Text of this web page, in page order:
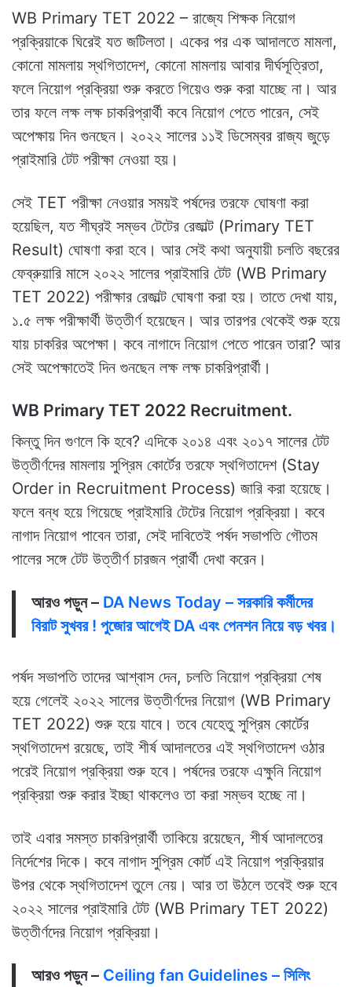
WB Primary TET 2022 – রাজ্যে শিক্ষক নিয়োগ
প্রক্রিয়াকে ঘিরেই যত জটিলতা। একের পর এক আদালতে মামলা,
কোনো মামলায় স্থগিতাদেশ, কোনো মামলায় আবার দীর্ঘসূত্রিতা,
ফলে নিয়োগ প্রক্রিয়া শুরু করতে গিয়েও শুরু করা যাচ্ছে না। আর
তার ফলে লক্ষ লক্ষ চাকরিপ্রার্থী কবে নিয়োগ পেতে পারেন, সেই
অপেক্ষায় দিন গুনছেন। ২০২২ সালের ১১ই ডিসেম্বর রাজ্য জুড়ে
প্রাইমারি টেট পরীক্ষা নেওয়া হয়।
সেই TET পরীক্ষা নেওয়ার সময়ই পর্ষদের তরফে ঘোষণা করা
হয়েছিল, যত শীঘ্রই সম্ভব টেটের রেজাল্ট (Primary TET
Result) ঘোষণা করা হবে। আর সেই কথা অনুযায়ী চলতি বছরের
ফেব্রুয়ারি মাসে ২০২২ সালের প্রাইমারি টেট (WB Primary
TET 2022) পরীক্ষার রেজাল্ট ঘোষণা করা হয়। তাতে দেখা যায়,
১.৫ লক্ষ পরীক্ষার্থী উত্তীর্ণ হয়েছেন। আর তারপর থেকেই শুরু হয়ে
যায় চাকরির অপেক্ষা। কবে নাগাদে নিয়োগ পেতে পারেন তারা? আর
সেই অপেক্ষাতেই দিন গুনছেন লক্ষ লক্ষ চাকরিপ্রার্থী।
WB Primary TET 2022 Recruitment.
কিন্তু দিন গুণলে কি হবে? এদিকে ২০১৪ এবং ২০১৭ সালের টেট
উত্তীর্ণদের মামলায় সুপ্রিম কোর্টের তরফে স্থগিতাদেশ (Stay
Order in Recruitment Process) জারি করা হয়েছে।
ফলে বন্ধ হয়ে গিয়েছে প্রাইমারি টেটের নিয়োগ প্রক্রিয়া। কবে
নাগাদ নিয়োগ পাবেন তারা, সেই দাবিতেই পর্ষদ সভাপতি গৌতম
পালের সঙ্গে টেট উত্তীর্ণ চারজন প্রার্থী দেখা করেন।
আরও পড়ুন – DA News Today – সরকারি কর্মীদের
বিরাট সুখবর ! পুজোর আগেই DA এবং পেনশন নিয়ে বড় খবর।
পর্ষদ সভাপতি তাদের আশ্বাস দেন, চলতি নিয়োগ প্রক্রিয়া শেষ
হয়ে গেলেই ২০২২ সালের উত্তীর্ণদের নিয়োগ (WB Primary
TET 2022) শুরু হয়ে যাবে। তবে যেহেতু সুপ্রিম কোর্টের
স্থগিতাদেশ রয়েছে, তাই শীর্ষ আদালতের এই স্থগিতাদেশ ওঠার
পরেই নিয়োগ প্রক্রিয়া শুরু হবে। পর্ষদের তরফে এক্ষুনি নিয়োগ
প্রক্রিয়া শুরু করার ইচ্ছা থাকলেও তা করা সম্ভব হচ্ছে না।
তাই এবার সমস্ত চাকরিপ্রার্থী তাকিয়ে রয়েছেন, শীর্ষ আদালতের
নির্দেশের দিকে। কবে নাগাদ সুপ্রিম কোর্ট এই নিয়োগ প্রক্রিয়ার
উপর থেকে স্থগিতাদেশ তুলে নেয়। আর তা উঠলে তবেই শুরু হবে
২০২২ সালের প্রাইমারি টেট (WB Primary TET 2022)
উত্তীর্ণদের নিয়োগ প্রক্রিয়া।
আরও পড়ুন – Ceiling fan Guidelines – সিলিং